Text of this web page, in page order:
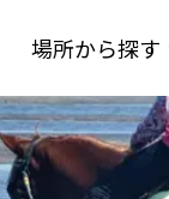
場所から探す